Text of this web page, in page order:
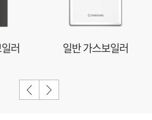
러 일반 가스보일러